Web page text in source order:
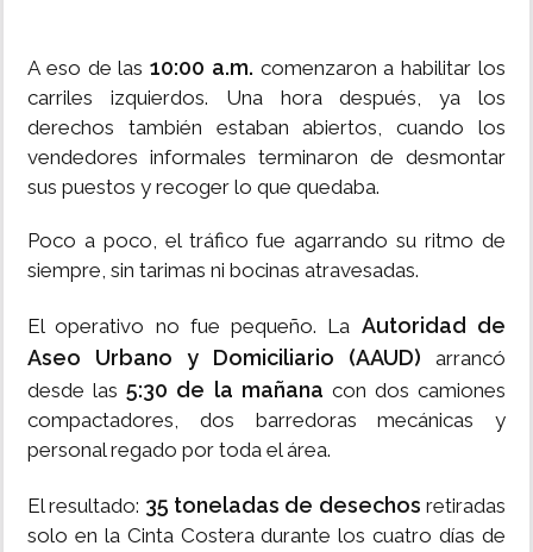
A eso de las10:00 a.m. comenzaron a habilitar los
carriles izquierdos. Una hora después, ya los
derechos también estaban abiertos, cuando los
vendedores informales terminaron de desmontar
sus puestos y recoger lo que quedaba.
Poco a poco, el tráfico fue agarrando su ritmo de
siempre, sin tarimas ni bocinas atravesadas.
El operativo no fue pequeño. La Autoridad de
Aseo Urbano y Domiciliario (AAUD) arrancó
desde las5:30 de la mañana con dos camiones
compactadores, dos barredoras mecánicas y
personal regado por toda el área.
El resultado: 35 toneladas de desechos retiradas
solo en la Cinta Costera durante los cuatro días de